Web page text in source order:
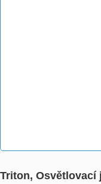
Triton, Osvětlovací